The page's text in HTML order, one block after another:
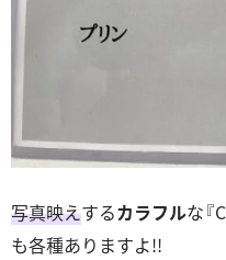
写真映えするカラフルな『
も各種ありますよ!!